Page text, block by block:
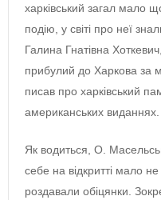
харківський загал мало
подію, у світі про неї
Галина Гнатівна
прибулий до Харкова за
писав про харківський
американських виданнях.
Як водиться, О.
себе на відкритті мало
роздавали обіцянки.